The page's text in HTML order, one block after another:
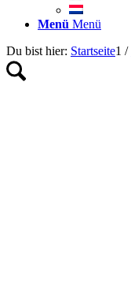
Menü Menü
Du bist hier: Startseite1 /